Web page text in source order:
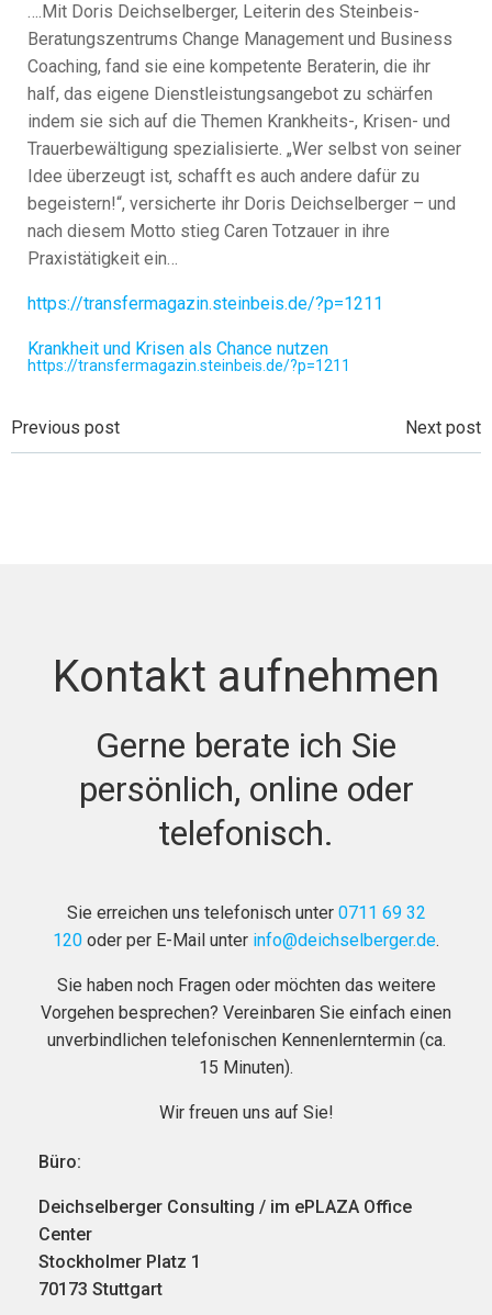
….Mit Doris Deichselberger, Leiterin des Steinbeis-
Beratungszentrums Change Management und Business
Coaching, fand sie eine kompetente Beraterin, die ihr
half, das eigene Dienstleistungsangebot zu schärfen
indem sie sich auf die Themen Krankheits-, Krisen- und
Trauerbewältigung spezialisierte. „Wer selbst von seiner
Idee überzeugt ist, schafft es auch andere dafür zu
begeistern!“, versicherte ihr Doris Deichselberger – und
nach diesem Motto stieg Caren Totzauer in ihre
Praxistätigkeit ein…
https://transfermagazin.steinbeis.de/?p=1211
Krankheit und Krisen als Chance nutzen
https://transfermagazin.steinbeis.de/?p=1211
Beitragsnavigation
Previous post Next post
Kontakt aufnehmen
Gerne berate ich Sie
persönlich, online oder
telefonisch.
Sie erreichen uns telefonisch unter 0711 69 32
120 oder per E-Mail unter info@deichselberger.de.
Sie haben noch Fragen oder möchten das weitere
Vorgehen besprechen? Vereinbaren Sie einfach einen
unverbindlichen telefonischen Kennenlerntermin (ca.
15 Minuten).
Wir freuen uns auf Sie!
Büro:
Deichselberger Consulting / im ePLAZA Office
Center
Stockholmer Platz 1
70173 Stuttgart